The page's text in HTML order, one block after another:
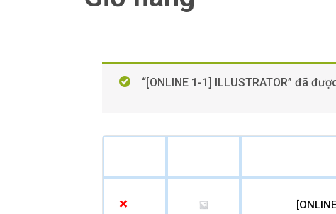
“[ONLINE 1-1] ILLUSTRATOR” đã
×